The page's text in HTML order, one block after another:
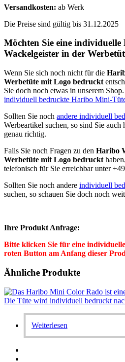
Versandkosten: ab Werk
Die Preise sind gültig bis 31.12.2025
Möchten Sie eine
Wackelgeister in der
Wenn Sie sich noch nicht für die
Werbetüte mit Logo bedruckt
Sie doch noch etwas in unserem
individuell bedruckte Haribo Mini-
Sollten Sie noch andere individuell
Werbeartikel suchen, so sind Sie
genau richtig.
Falls Sie noch Fragen zu den Haribo
Werbetüte mit Logo bedruckt
telefonisch für Sie erreichbar unter
Sollten Sie noch andere individuell
suchen, so schauen Sie doch noch
Ihre Produkt Anfrage:
Bitte klicken Sie für eine
roten Button am Anfang dieser
Ähnliche Produkte
Weiterlesen